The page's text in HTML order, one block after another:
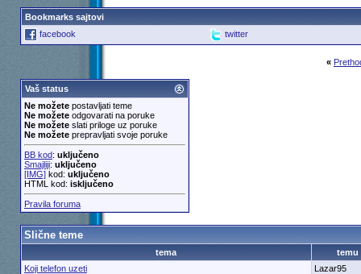
Bookmarks sajtovi
facebook
twitter
«
Vaš status
Ne možetepostavljati teme
Ne možeteodgovarati na poruke
Ne možeteslati priloge uz poruke
Ne možeteprepravljati svoje poruke
BB kod: uključeno
Smajliji: uključeno
[IMG]kod: uključeno
HTML kod: isključeno
Pravila foruma
Slične teme
tema
temu
Koji telefon uzeti
Lazar95